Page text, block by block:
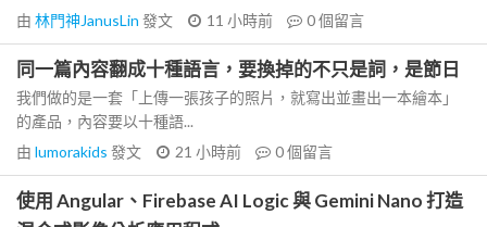
由 林門神JanusLin 發文 11 小時前 0個留言
同一篇內容翻成十種語言，要換掉的不只是詞，是節日
我們做的是一套「上傳一張孩子的照片，就寫出並畫出一本繪本」
的產品，內容要以十種語...
由 lumorakids 發文 21 小時前 0個留言
使用 Angular、Firebase AI Logic 與 Gemini Nano 打造